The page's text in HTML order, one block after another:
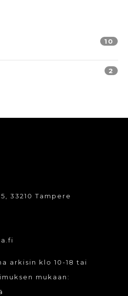
10
2
33210 Tampere
arkisin klo 10-18 tai
mukaan: